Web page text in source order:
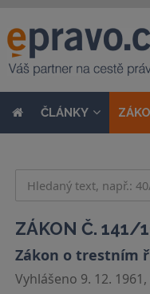
ČLÁNKY
ZÁKON Č. 141/
Zákon o trestním
Vyhlášeno 9. 12.